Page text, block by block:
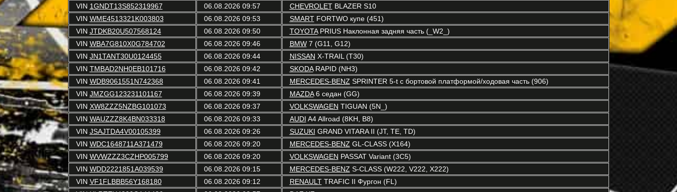
VIN 1GNDT13S852319967 06.08.2026 09:57 CHEVROLETBLAZER S10
VIN WME4513321K003803 06.08.2026 09:53 SMARTFORTWO купе (451)
VIN JTDKB20U507568124 06.08.2026 09:50 TOYOTAPRIUS Наклонная задняя часть (_W2_)
VIN WBA7G810X0G784702 06.08.2026 09:46 BMW7 (G11, G12)
VIN JN1TANT30U0124455 06.08.2026 09:44 NISSAN X-TRAIL (T30)
VIN TMBAD2NH0EB101716 06.08.2026 09:42 SKODARAPID (NH3)
VIN WDB9061551N742368 06.08.2026 09:41 MERCEDES-BENZSPRINTER 5-t c бортовой платформой/ходовая часть (906)
VIN JMZGG123231101167 06.08.2026 09:39 MAZDA6 седан (GG)
VIN XW8ZZZ5NZBG101073 06.08.2026 09:37 VOLKSWAGEN TIGUAN (5N_)
VIN WAUZZZ8K4BN033318 06.08.2026 09:33 AUDI A4 Allroad (8KH, B8)
VIN JSAJTDA4V00105399 06.08.2026 09:26 SUZUKI GRAND VITARA II (JT, TE, TD)
VIN WDC1648711A371479 06.08.2026 09:20 MERCEDES-BENZGL-CLASS (X164)
VIN WVWZZZ3CZHP005799 06.08.2026 09:20 VOLKSWAGEN PASSAT Variant (3C5)
VIN WDD2221851A039539 06.08.2026 09:15 MERCEDES-BENZS-CLASS (W222, V222, X222)
VIN VF1FLBBB56Y168180 06.08.2026 09:12 RENAULTTRAFIC II Фургон (FL)